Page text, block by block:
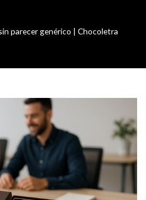
parecer genérico | Chocoletra